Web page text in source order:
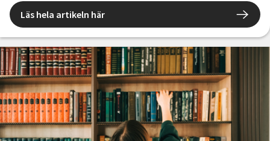
Läs hela artikeln här